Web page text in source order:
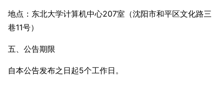
地点：东北大学计算机中心207室（沈阳市和平区文化路三
巷11号）
五、公告期限
自本公告发布之日起5个工作日。